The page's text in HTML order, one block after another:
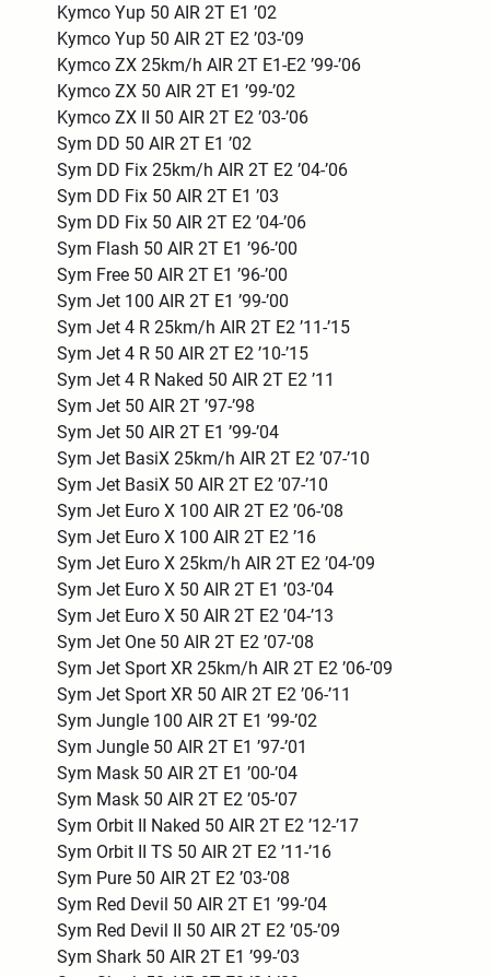
Kymco Yup 50 AIR 2T E1 ’02
Kymco Yup 50 AIR 2T E2 ’03-’09
Kymco ZX 25km/h AIR 2T E1-E2 ’99-’06
Kymco ZX 50 AIR 2T E1 ’99-’02
Kymco ZX II 50 AIR 2T E2 ’03-’06
Sym DD 50 AIR 2T E1 ’02
Sym DD Fix 25km/h AIR 2T E2 ’04-’06
Sym DD Fix 50 AIR 2T E1 ’03
Sym DD Fix 50 AIR 2T E2 ’04-’06
Sym Flash 50 AIR 2T E1 ’96-’00
Sym Free 50 AIR 2T E1 ’96-’00
Sym Jet 100 AIR 2T E1 ’99-’00
Sym Jet 4 R 25km/h AIR 2T E2 ’11-’15
Sym Jet 4 R 50 AIR 2T E2 ’10-’15
Sym Jet 4 R Naked 50 AIR 2T E2 ’11
Sym Jet 50 AIR 2T ’97-’98
Sym Jet 50 AIR 2T E1 ’99-’04
Sym Jet BasiX 25km/h AIR 2T E2 ’07-’10
Sym Jet BasiX 50 AIR 2T E2 ’07-’10
Sym Jet Euro X 100 AIR 2T E2 ’06-’08
Sym Jet Euro X 100 AIR 2T E2 ’16
Sym Jet Euro X 25km/h AIR 2T E2 ’04-’09
Sym Jet Euro X 50 AIR 2T E1 ’03-’04
Sym Jet Euro X 50 AIR 2T E2 ’04-’13
Sym Jet One 50 AIR 2T E2 ’07-’08
Sym Jet Sport XR 25km/h AIR 2T E2 ’06-’09
Sym Jet Sport XR 50 AIR 2T E2 ’06-’11
Sym Jungle 100 AIR 2T E1 ’99-’02
Sym Jungle 50 AIR 2T E1 ’97-’01
Sym Mask 50 AIR 2T E1 ’00-’04
Sym Mask 50 AIR 2T E2 ’05-’07
Sym Orbit II Naked 50 AIR 2T E2 ’12-’17
Sym Orbit II TS 50 AIR 2T E2 ’11-’16
Sym Pure 50 AIR 2T E2 ’03-’08
Sym Red Devil 50 AIR 2T E1 ’99-’04
Sym Red Devil II 50 AIR 2T E2 ’05-’09
Sym Shark 50 AIR 2T E1 ’99-’03